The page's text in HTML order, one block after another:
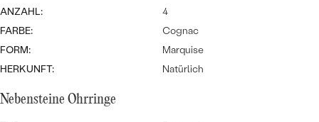
SYMBOLISCH
MINIMALISTISCH
NACH ANLASS
ANZAHL:
4
FARBE:
Cognac
FORM:
Marquise
HERKUNFT:
Natürlich
Nebensteine Ohrringe